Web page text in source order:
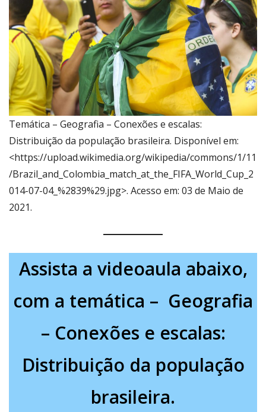
Temática – Geografia – Conexões e escalas:
Distribuição da população brasileira. Disponível em:
<https://upload.wikimedia.org/wikipedia/commons/1/11
/Brazil_and_Colombia_match_at_the_FIFA_World_Cup_2
014-07-04_%2839%29.jpg>. Acesso em: 03 de Maio de
2021.
Assista a videoaula abaixo,
com a temática – Geografia
– Conexões e escalas:
Distribuição da população
brasileira.